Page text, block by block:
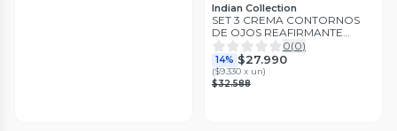
Indian Collection
SET 3 CREMA CONTORNOS
DE OJOS REAFIRMANTE
HOMBRES LAU
0(0)
14% $27.990
($9.330 x un)
$32.588